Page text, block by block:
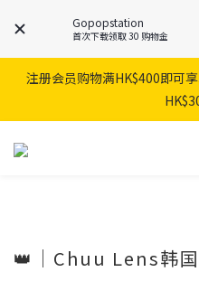
Gopopstation
首次下载领取 30 购物金
注册会员购物满HK$400即可
👑｜Chuu Lens韩